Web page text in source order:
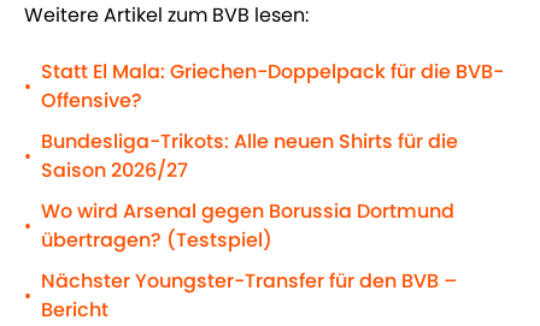
Weitere Artikel zum BVB lesen:
•
Statt El Mala: Griechen-Doppelpack für die BVB-
Offensive?
•
Bundesliga-Trikots: Alle neuen Shirts für die
Saison 2026/27
•
Wo wird Arsenal gegen Borussia Dortmund
übertragen? (Testspiel)
•
Nächster Youngster-Transfer für den BVB –
Bericht